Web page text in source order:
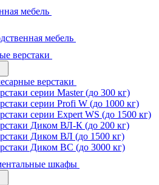
мебель
мебель
верстаки
верстаки
серии Master (до 300 кг)
серии Profi W (до 1000 кг)
серии Expert WS (до 1500 кг)
Диком ВЛ-К (до 200 кг)
Диком ВЛ (до 1500 кг)
Диком ВС (до 3000 кг)
шкафы